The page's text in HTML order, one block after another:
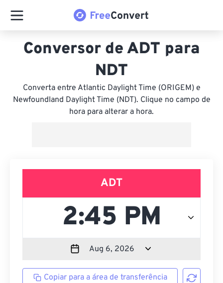
Conversor de ADT para
NDT
Converta entre Atlantic Daylight Time (ORIGEM) e
Newfoundland Daylight Time (NDT). Clique no campo de
hora para alterar a hora.
ADT
Copiar para a área de transferência